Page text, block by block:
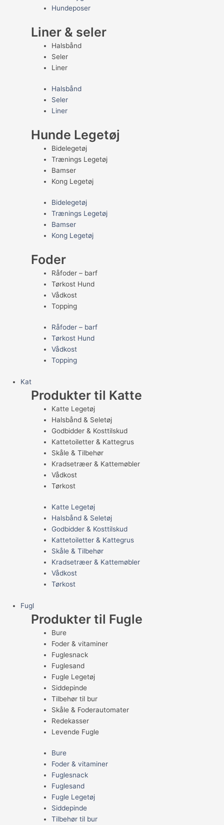
Hundeposer
Liner & seler
Halsbånd
Seler
Liner
Halsbånd
Seler
Liner
Hunde Legetøj
Bidelegetøj
Trænings Legetøj
Bamser
Kong Legetøj
Bidelegetøj
Trænings Legetøj
Bamser
Kong Legetøj
Foder
Råfoder – barf
Tørkost Hund
Vådkost
Topping
Råfoder – barf
Tørkost Hund
Vådkost
Topping
Kat
Produkter til Katte
Katte Legetøj
Halsbånd & Seletøj
Godbidder & Kosttilskud
Kattetoiletter & Kattegrus
Skåle & Tilbehør
Kradsetræer & Kattemøbler
Vådkost
Tørkost
Katte Legetøj
Halsbånd & Seletøj
Godbidder & Kosttilskud
Kattetoiletter & Kattegrus
Skåle & Tilbehør
Kradsetræer & Kattemøbler
Vådkost
Tørkost
Fugl
Produkter til Fugle
Bure
Foder & vitaminer
Fuglesnack
Fuglesand
Fugle Legetøj
Siddepinde
Tilbehør til bur
Skåle & Foderautomater
Redekasser
Levende Fugle
Bure
Foder & vitaminer
Fuglesnack
Fuglesand
Fugle Legetøj
Siddepinde
Tilbehør til bur